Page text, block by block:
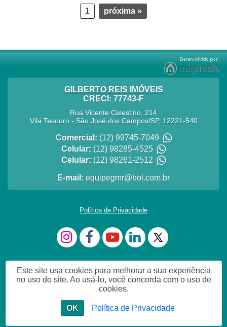
1 próxima »
Estou a disposição que vc procura
estou dísponível em whatsApp
GILBERTO REIS IMÓVEIS
CRECI: 77743-F
Rua Vicente Celestino, 214
Vila Tesouro- São José dos Campos/SP, 12221-540
Comercial: (12) 99745-7049
Celular: (12) 98285-4525
Celular: (12) 98261-2512
E-mail: equipegmr@bol.com.br
Política de Privacidade
Este site usa cookies para melhorar a sua experiência
no uso do site. Ao usá-lo, você concorda com o uso de
cookies.
OK Política de Privacidade